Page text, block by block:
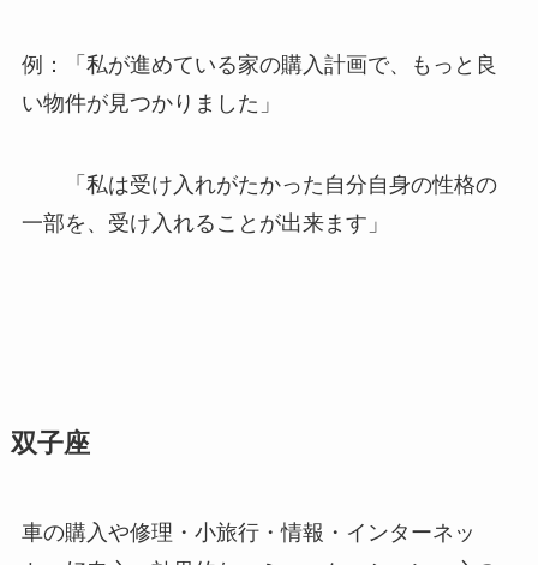
例：「私が進めている家の購入計画で、もっと良
い物件が見つかりました」
「私は受け入れがたかった自分自身の性格の
一部を、受け入れることが出来ます」
双子座
車の購入や修理・小旅行・情報・インターネッ